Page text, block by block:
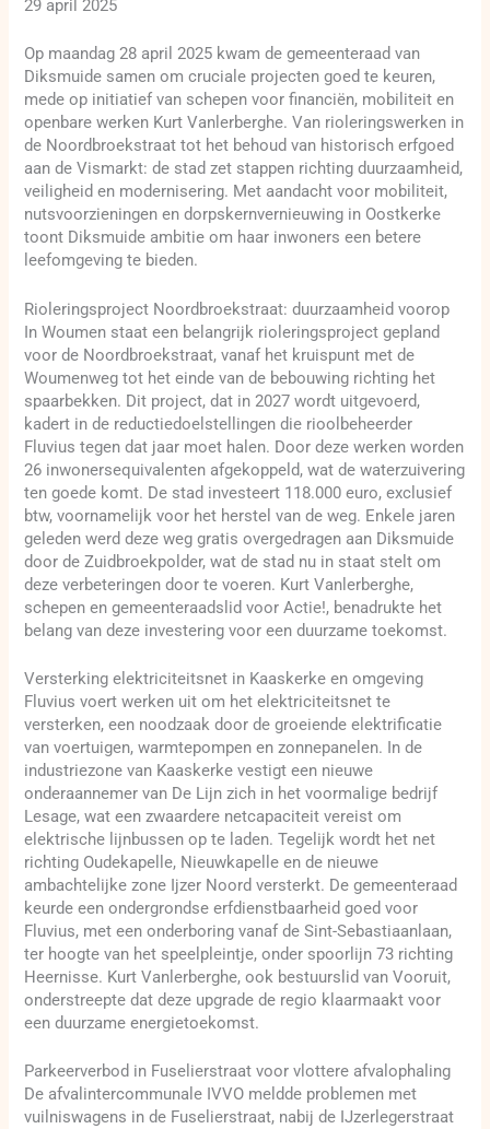
29 april 2025
Op maandag 28 april 2025 kwam de gemeenteraad van
Diksmuide samen om cruciale projecten goed te keuren,
mede op initiatief van schepen voor financiën, mobiliteit en
openbare werken Kurt Vanlerberghe. Van rioleringswerken in
de Noordbroekstraat tot het behoud van historisch erfgoed
aan de Vismarkt: de stad zet stappen richting duurzaamheid,
veiligheid en modernisering. Met aandacht voor mobiliteit,
nutsvoorzieningen en dorpskernvernieuwing in Oostkerke
toont Diksmuide ambitie om haar inwoners een betere
leefomgeving te bieden.
Rioleringsproject Noordbroekstraat: duurzaamheid voorop
In Woumen staat een belangrijk rioleringsproject gepland
voor de Noordbroekstraat, vanaf het kruispunt met de
Woumenweg tot het einde van de bebouwing richting het
spaarbekken. Dit project, dat in 2027 wordt uitgevoerd,
kadert in de reductiedoelstellingen die rioolbeheerder
Fluvius tegen dat jaar moet halen. Door deze werken worden
26 inwonersequivalenten afgekoppeld, wat de waterzuivering
ten goede komt. De stad investeert 118.000 euro, exclusief
btw, voornamelijk voor het herstel van de weg. Enkele jaren
geleden werd deze weg gratis overgedragen aan Diksmuide
door de Zuidbroekpolder, wat de stad nu in staat stelt om
deze verbeteringen door te voeren. Kurt Vanlerberghe,
schepen en gemeenteraadslid voor Actie!, benadrukte het
belang van deze investering voor een duurzame toekomst.
Versterking elektriciteitsnet in Kaaskerke en omgeving
Fluvius voert werken uit om het elektriciteitsnet te
versterken, een noodzaak door de groeiende elektrificatie
van voertuigen, warmtepompen en zonnepanelen. In de
industriezone van Kaaskerke vestigt een nieuwe
onderaannemer van De Lijn zich in het voormalige bedrijf
Lesage, wat een zwaardere netcapaciteit vereist om
elektrische lijnbussen op te laden. Tegelijk wordt het net
richting Oudekapelle, Nieuwkapelle en de nieuwe
ambachtelijke zone Ijzer Noord versterkt. De gemeenteraad
keurde een ondergrondse erfdienstbaarheid goed voor
Fluvius, met een onderboring vanaf de Sint-Sebastiaanlaan,
ter hoogte van het speelpleintje, onder spoorlijn 73 richting
Heernisse. Kurt Vanlerberghe, ook bestuurslid van Vooruit,
onderstreepte dat deze upgrade de regio klaarmaakt voor
een duurzame energietoekomst.
Parkeerverbod in Fuselierstraat voor vlottere afvalophaling
De afvalintercommunale IVVO meldde problemen met
vuilniswagens in de Fuselierstraat, nabij de IJzerlegerstraat